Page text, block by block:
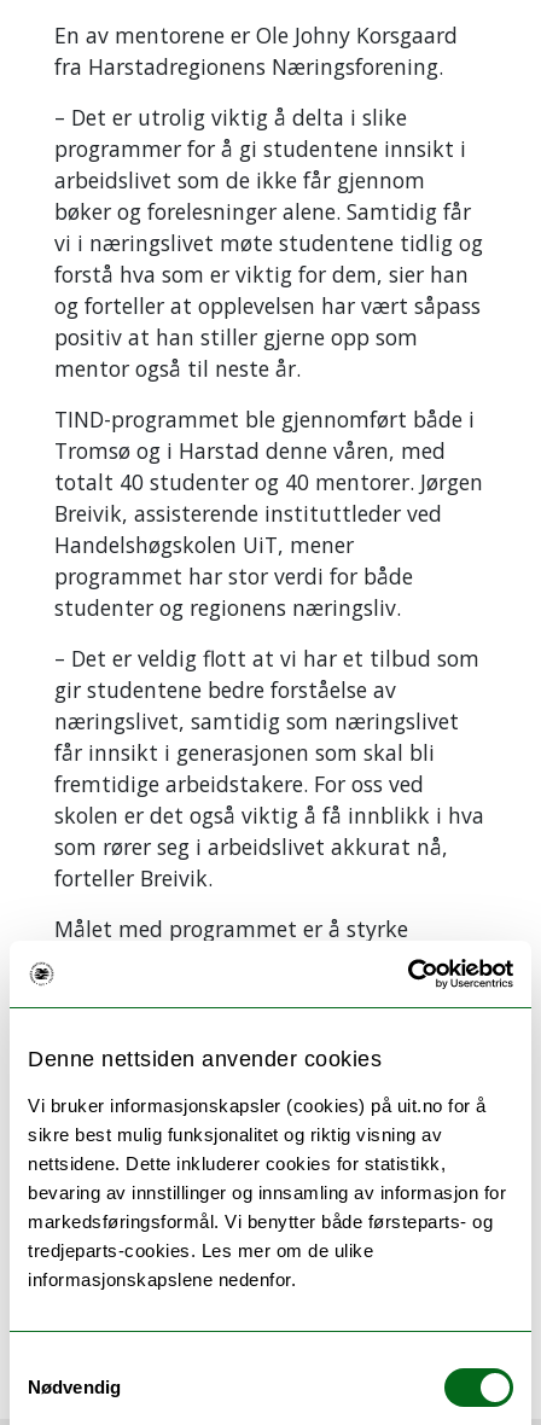
Denne nettsiden anvender cookies
Vi bruker informasjonskapsler (cookies) på uit.no for å
sikre best mulig funksjonalitet og riktig visning av
nettsidene. Dette inkluderer cookies for statistikk,
bevaring av innstillinger og innsamling av informasjon for
markedsføringsformål. Vi benytter både førsteparts- og
tredjeparts-cookies. Les mer om de ulike
informasjonskapslene nedenfor.
Nødvendig
En av mentorene er Ole Johny Korsgaard
fra Harstadregionens Næringsforening.
– Det er utrolig viktig å delta i slike
programmer for å gi studentene innsikt i
arbeidslivet som de ikke får gjennom
bøker og forelesninger alene. Samtidig får
vi i næringslivet møte studentene tidlig og
forstå hva som er viktig for dem, sier han
og forteller at opplevelsen har vært såpass
positiv at han stiller gjerne opp som
mentor også til neste år.
TIND-programmet ble gjennomført både i
Tromsø og i Harstad denne våren, med
totalt 40 studenter og 40 mentorer. Jørgen
Breivik, assisterende instituttleder ved
Handelshøgskolen UiT, mener
programmet har stor verdi for både
studenter og regionens næringsliv.
– Det er veldig flott at vi har et tilbud som
gir studentene bedre forståelse av
næringslivet, samtidig som næringslivet
får innsikt i generasjonen som skal bli
fremtidige arbeidstakere. For oss ved
skolen er det også viktig å få innblikk i hva
som rører seg i arbeidslivet akkurat nå,
forteller Breivik.
Målet med programmet er å styrke
koblingen mellom studenter og arbeidsliv,
Kortnytt fra Handelshøgskolen ved UiT
Widerøe, Michele Renée